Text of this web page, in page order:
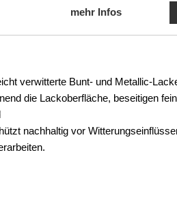
mehr Infos
verwitterte Bunt- und Metallic-
die Lackoberfläche, beseitigen
nachhaltig vor